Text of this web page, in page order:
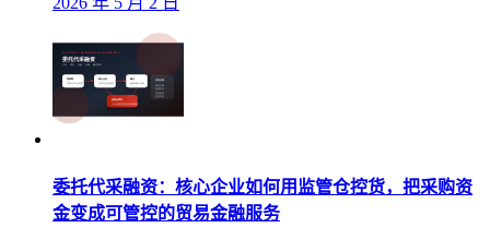
委托代采融资：核心企业如何用监管仓控货，把采购资
金变成可管控的贸易金融服务